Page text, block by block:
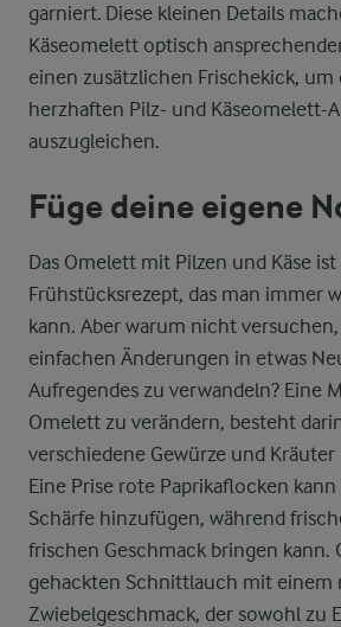
garniert. Diese kleinen Details
Käseomelett optisch
einen zusätzlichen Frischekick, um
herzhaften Pilz- und Käseomelett-
auszugleichen.
Füge deine eigene
Das Omelett mit Pilzen und Käse ist
Frühstücksrezept, das man immer
kann. Aber warum nicht
einfachen Änderungen in etwas
Aufregendes zu verwandeln? Eine
Omelett zu verändern, besteht
verschiedene Gewürze und
Eine Prise rote Paprikaflocken
Schärfe hinzufügen, während
frischen Geschmack bringen kann.
gehackten Schnittlauch mit einem
Zwiebelgeschmack, der sowohl zu